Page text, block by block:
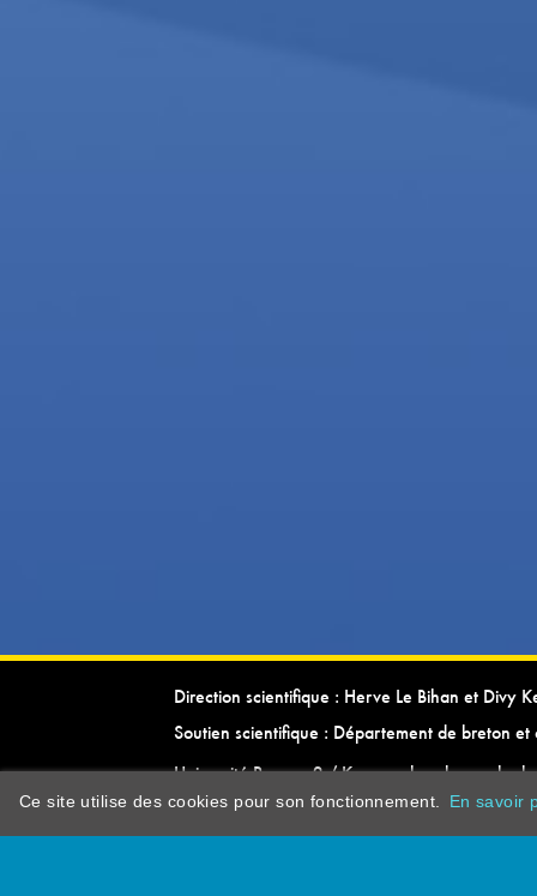
Direction scientifique : Herve Le Bihan et Divy
Soutien scientifique : Département de breton et
Université Rennes 2 / Kevrenn brezhoneg ha
Ce site utilise des cookies pour son fonctionnement. En savoir